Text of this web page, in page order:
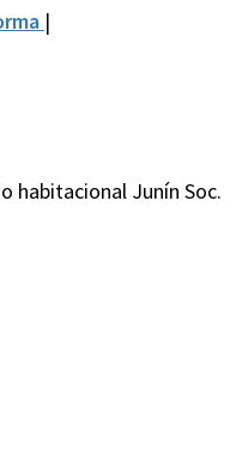
|
habitacional Junín Soc.